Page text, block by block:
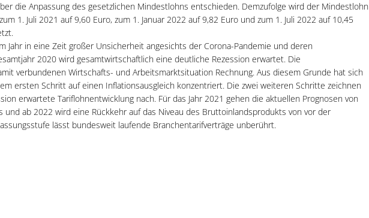
die Anpassung des gesetzlichen Mindestlohns entschieden. Demzufolge wird der Mindestlohn
1. Juli 2021 auf 9,60 Euro, zum 1. Januar 2022 auf 9,82 Euro und zum 1. Juli 2022 auf 10,45
Jahr in eine Zeit großer Unsicherheit angesichts der Corona-Pandemie und deren
2020 wird gesamtwirtschaftlich eine deutliche Rezession erwartet. Die
verbundenen Wirtschafts- und Arbeitsmarktsituation Rechnung. Aus diesem Grunde hat sich
ersten Schritt auf einen Inflationsausgleich konzentriert. Die zwei weiteren Schritte zeichnen
erwartete Tariflohnentwicklung nach. Für das Jahr 2021 gehen die aktuellen Prognosen von
und ab 2022 wird eine Rückkehr auf das Niveau des Bruttoinlandsprodukts von vor der
lässt bundesweit laufende Branchentarifverträge unberührt.